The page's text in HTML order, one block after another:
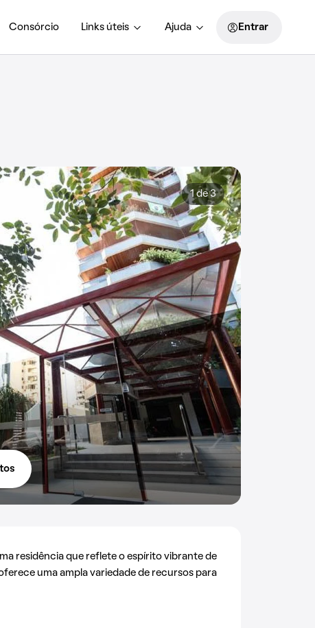
Consórcio Links úteis Ajuda Entrar
1 de 3
residência que reflete o espírito vibrante de
uma ampla variedade de recursos para